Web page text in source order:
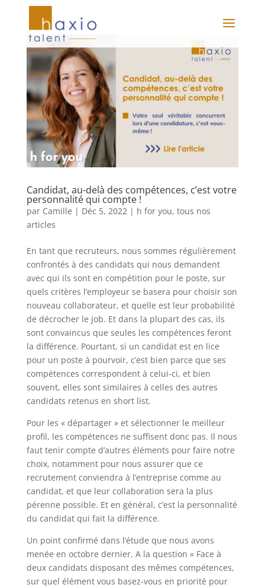
Candidat, au-delà des compétences, c’est votre
personnalité qui compte !
par Camille | Déc 5, 2022| h for you, tous nos
articles
En tant que recruteurs, nous sommes régulièrement
confrontés à des candidats qui nous demandent
avec qui ils sont en compétition pour le poste, sur
quels critères l’employeur se basera pour choisir son
nouveau collaborateur, et quelle est leur probabilité
de décrocher le job. Et dans la plupart des cas, ils
sont convaincus que seules les compétences feront
la différence. Pourtant, si un candidat est en lice
pour un poste à pourvoir, c’est bien parce que ses
compétences correspondent à celui-ci, et bien
souvent, elles sont similaires à celles des autres
candidats retenus en short list.
Pour les « départager » et sélectionner le meilleur
profil, les compétences ne suffisent donc pas. Il nous
faut tenir compte d’autres éléments pour faire notre
choix, notamment pour nous assurer que ce
recrutement conviendra à l’entreprise comme au
candidat, et que leur collaboration sera la plus
pérenne possible. Et en général, c’est la personnalité
du candidat qui fait la différence.
Un point confirmé dans l’étude que nous avons
menée en octobre dernier. A la question « Face à
deux candidats disposant des mêmes compétences,
sur quel élément vous basez-vous en priorité pour